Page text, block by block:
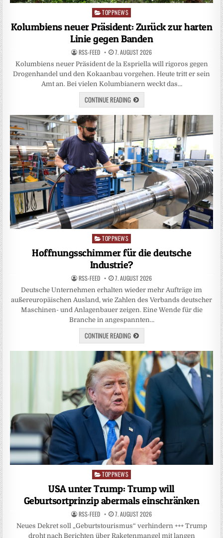
Posted
in
TOPPNEWS
Kolumbiens neuer Präsident: Zurück zur harten
Linie gegen Banden
RSS-FEED 7. AUGUST 2026
Kolumbiens neuer Präsident de la Espriella will rigoros gegen
Drogenhandel und den Kokaanbau vorgehen. Heute tritt er sein
Amt an. Bei vielen Kolumbianern weckt das…
CONTINUE READING
Posted
in
TOPPNEWS
Hoffnungsschimmer für die deutsche
Industrie?
RSS-FEED 7. AUGUST 2026
Deutsche Unternehmen erhalten wieder mehr Aufträge im
außereuropäischen Ausland, wie Zahlen des Verbands deutscher
Maschinen- und Anlagenbauer zeigen. Eine Wende für die
Branche in angespannten…
CONTINUE READING
Posted
in
TOPPNEWS
USA unter Trump: Trump will
Geburtsortprinzip abermals einschränken
RSS-FEED 7. AUGUST 2026
Neues Dekret soll „Geburtstourismus“ verhindern +++ Trump
droht nach Berichten über Raketenmangel mit langen